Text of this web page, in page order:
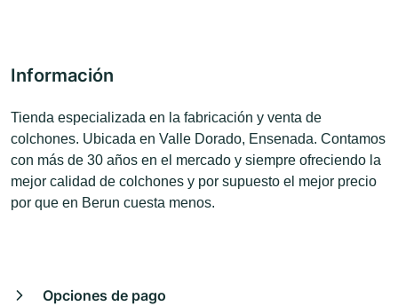
Información
Tienda especializada en la fabricación y venta de
colchones. Ubicada en Valle Dorado, Ensenada. Contamos
con más de 30 años en el mercado y siempre ofreciendo la
mejor calidad de colchones y por supuesto el mejor precio
por que en Berun cuesta menos.
Opciones de pago